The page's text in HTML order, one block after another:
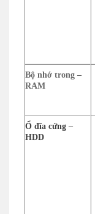
Bộ nhớ trong –
RAM
Ổ đĩa cứng –
HDD